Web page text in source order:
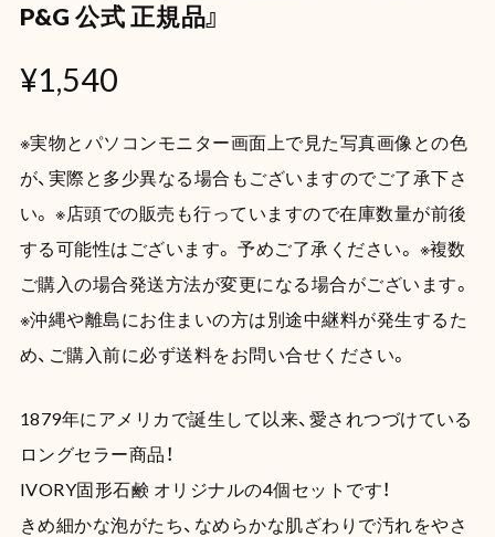
P&G 公式 正規品』
¥1,540
※実物とパソコンモニター画面上で見た写真画像との色
が、実際と多少異なる場合もございますのでご了承下さ
い。 ※店頭での販売も行っていますので在庫数量が前後
する可能性はございます。 予めご了承ください。 ※複数
ご購入の場合発送方法が変更になる場合がございます。
※沖縄や離島にお住まいの方は別途中継料が発生するた
め、ご購入前に必ず送料をお問い合せください。
1879年にアメリカで誕生して以来、愛されつづけている
ロングセラー商品！
IVORY固形石鹸 オリジナルの4個セットです！
きめ細かな泡がたち、なめらかな肌ざわりで汚れをやさ